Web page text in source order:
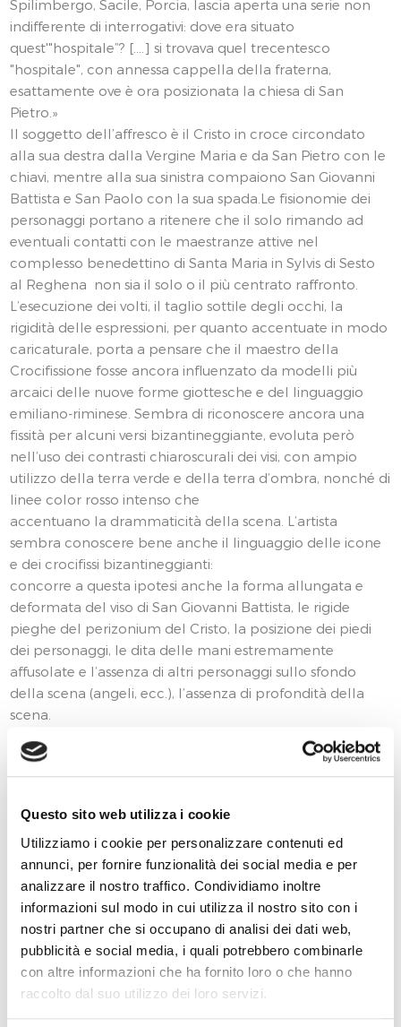
Questo sito web utilizza i cookie
Utilizziamo i cookie per personalizzare contenuti ed
annunci, per fornire funzionalità dei social media e per
analizzare il nostro traffico. Condividiamo inoltre
informazioni sul modo in cui utilizza il nostro sito con i
nostri partner che si occupano di analisi dei dati web,
pubblicità e social media, i quali potrebbero combinarle
con altre informazioni che ha fornito loro o che hanno
raccolto dal suo utilizzo dei loro servizi.
Spilimbergo, Sacile, Porcia, lascia aperta una serie non
indifferente di interrogativi: dove era situato
quest'"hospitale”? [.…] si trovava quel trecentesco
"hospitale", con annessa cappella della fraterna,
esattamente ove è ora posizionata la chiesa di San
Pietro.»
Il soggetto dell’affresco è il Cristo in croce circondato
alla sua destra dalla Vergine Maria e da San Pietro con le
chiavi, mentre alla sua sinistra compaiono San Giovanni
Battista e San Paolo con la sua spada.Le fisionomie dei
personaggi portano a ritenere che il solo rimando ad
eventuali contatti con le maestranze attive nel
complesso benedettino di Santa Maria in Sylvis di Sesto
al Reghena non sia il solo o il più centrato raffronto.
L’esecuzione dei volti, il taglio sottile degli occhi, la
rigidità delle espressioni, per quanto accentuate in modo
caricaturale, porta a pensare che il maestro della
Crocifissione fosse ancora influenzato da modelli più
arcaici delle nuove forme giottesche e del linguaggio
emiliano-riminese. Sembra di riconoscere ancora una
fissità per alcuni versi bizantineggiante, evoluta però
nell’uso dei contrasti chiaroscurali dei visi, con ampio
utilizzo della terra verde e della terra d’ombra, nonché di
linee color rosso intenso che
accentuano la drammaticità della scena. L’artista
sembra conoscere bene anche il linguaggio delle icone
e dei crocifissi bizantineggianti:
concorre a questa ipotesi anche la forma allungata e
deformata del viso di San Giovanni Battista, le rigide
pieghe del perizonium del Cristo, la posizione dei piedi
dei personaggi, le dita delle mani estremamente
affusolate e l’assenza di altri personaggi sullo sfondo
della scena (angeli, ecc.), l’assenza di profondità della
scena.
INFORMAZIONI SULLO STATO DELLA
VICISSITUDINI CONSERVATIVE: L’edificio sacro, ora di
proprietà del Comune di Valvasone Arzene, è stato
oggetto degli ultimi interventi di restauro dell’intero
complesso nel 1991-92 (nel 1992 le parti pittoriche sono
state oggetto di restauro a cura di Giancarlo Magri e
delle sorelle Anna ed Andreina Comoretto): negli anni
seguenti, sono stati eseguiti successivi interventi localizzati
giustificati dal ripresentarsi di fenomeni di degrado diffuso
sulle pitture murali presenti nell’aula. In particolare,
l’affresco del nostro progetto, raffigurante una splendida